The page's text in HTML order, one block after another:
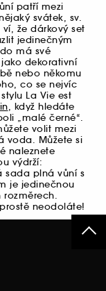
patří mezi
svátek, sv.
že dárkový set
jedinečným
má své
dekorativní
nebo někomu
co se nejvíc
La Vie est
, když hledáte
„malé černé“.
volit mezi
voda. Můžete si
naleznete
výdrží:
sada plná vůní s
je jedinečnou
rozměrech.
neodoláte!